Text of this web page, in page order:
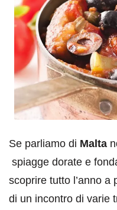
Se parliamo di Malta
spiagge dorate e
scoprire tutto l’anno a
di un incontro di varie